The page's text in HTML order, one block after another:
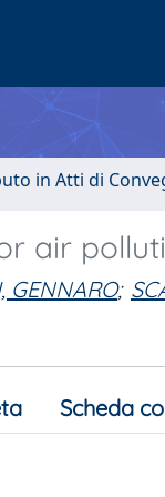
in Atti di
air
GENNARO;
Scheda